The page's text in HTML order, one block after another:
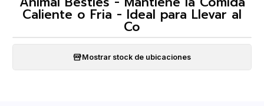
Caliente o Fria - Ideal para Llevar al
Co
Mostrar stock de ubicaciones